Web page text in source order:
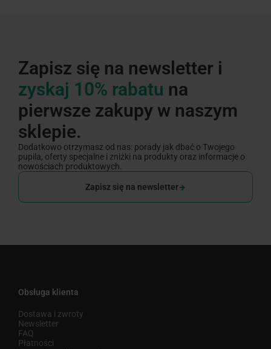
Zapisz się na newsletter i
zyskaj 10% rabatu na
pierwsze zakupy w naszym
sklepie.
Dodatkowo otrzymasz od nas: porady jak dbać o Twojego
pupila, oferty specjalne i zniżki na produkty oraz informacje o
nowościach produktowych.
Zapisz się na newsletter
Obsługa klienta
Dostawa i zwroty
Newsletter
FAQ
Płatności